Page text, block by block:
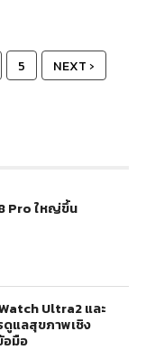
5
NEXT ›
Pro ใหญ่ขึ้น
Ultra2 และ
แลสุขภาพเชิง
อมือ